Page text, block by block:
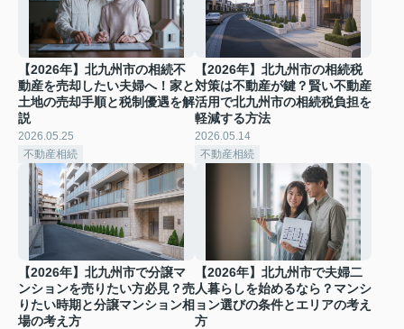
【2026年】北九州市の相続不
動産を売却したい夫婦へ！家と
土地の売却手順と税制優遇を解
説
2026.05.25
不動産相続
【2026年】北九州市の相続税
対策は不動産が鍵？賢い不動産
活用で北九州市の相続税負担を
軽減する方法
2026.05.14
不動産相続
【2026年】北九州市で分譲マ
ンションを売りたい方必見？売
りたい時期と分譲マンション相
場の考え方
【2026年】北九州市で夫婦二
人暮らしを始めるなら？マンシ
ョン選びの条件とエリアの考え
方